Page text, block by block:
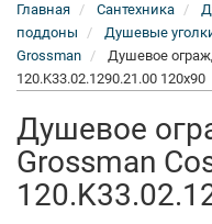
Главная Сантехника
поддоны
Душевые
Grossman
Душевое
120.K33.02.1290.21.00 120x90
Душевое
Grossman